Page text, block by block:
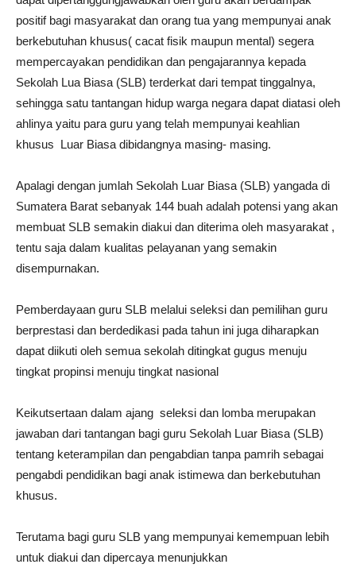
positif bagi masyarakat dan orang tua yang mempunyai anak
berkebutuhan khusus( cacat fisik maupun mental) segera
mempercayakan pendidikan dan pengajarannya kepada
Sekolah Lua Biasa (SLB) terderkat dari tempat tinggalnya,
sehingga satu tantangan hidup warga negara dapat diatasi oleh
ahlinya yaitu para guru yang telah mempunyai keahlian
khusus Luar Biasa dibidangnya masing- masing.
Apalagi dengan jumlah Sekolah Luar Biasa (SLB) yangada di
Sumatera Barat sebanyak 144 buah adalah potensi yang akan
membuat SLB semakin diakui dan diterima oleh masyarakat ,
tentu saja dalam kualitas pelayanan yang semakin
disempurnakan.
Pemberdayaan guru SLB melalui seleksi dan pemilihan guru
berprestasi dan berdedikasi pada tahun ini juga diharapkan
dapat diikuti oleh semua sekolah ditingkat gugus menuju
tingkat propinsi menuju tingkat nasional
Keikutsertaan dalam ajang seleksi dan lomba merupakan
jawaban dari tantangan bagi guru Sekolah Luar Biasa (SLB)
tentang keterampilan dan pengabdian tanpa pamrih sebagai
pengabdi pendidikan bagi anak istimewa dan berkebutuhan
khusus.
Terutama bagi guru SLB yang mempunyai kemempuan lebih
untuk diakui dan dipercaya menunjukkan